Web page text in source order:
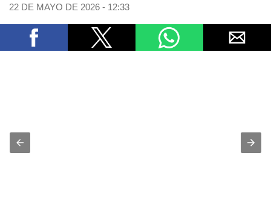
22 DE MAYO DE 2026 - 12:33